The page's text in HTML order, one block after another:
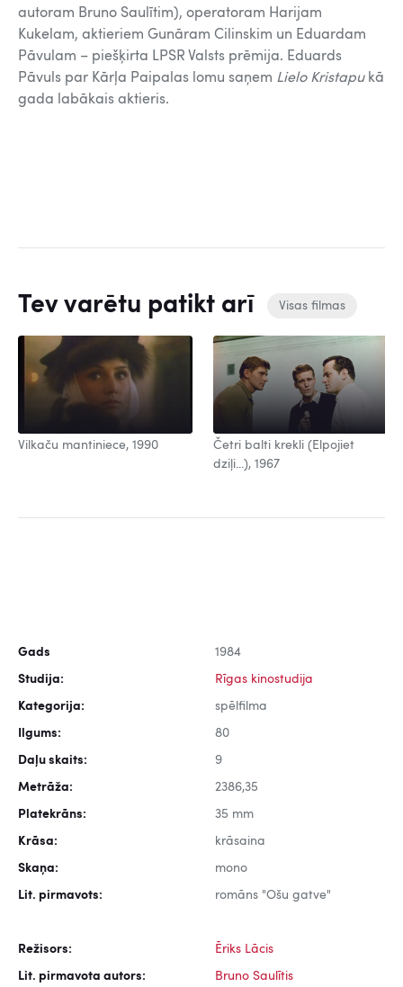
autoram Bruno Saulītim), operatoram Harijam
Kukelam, aktieriem Gunāram Cilinskim un Eduardam
Pāvulam – piešķirta LPSR Valsts prēmija. Eduards
Pāvuls par Kārļa Paipalas lomu saņem Lielo Kristapukā
gada labākais aktieris.
Tev varētu patikt arī Visas filmas
Vilkaču mantiniece, 1990
Četri balti krekli (Elpojiet
dziļi...), 1967
Gads 1984
Studija: Rīgas kinostudija
Kategorija: spēlfilma
Ilgums: 80
Daļu skaits: 9
Metrāža: 2386,35
Platekrāns: 35 mm
Krāsa: krāsaina
Skaņa: mono
Lit. pirmavots: romāns "Ošu gatve"
Režisors: Ēriks Lācis
Lit. pirmavota autors: Bruno Saulītis